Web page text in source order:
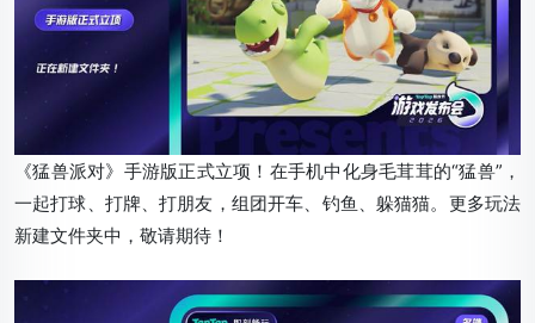
《猛兽派对》手游版正式立项！在手机中化身毛茸茸的“猛兽”，
一起打球、打牌、打朋友，组团开车、钓鱼、躲猫猫。更多玩法
新建文件夹中，敬请期待！